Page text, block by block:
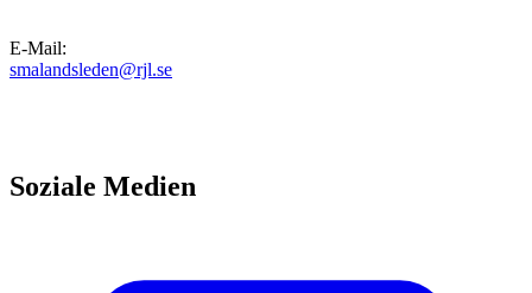
E-Mail:
smalandsleden@rjl.se
Soziale Medien